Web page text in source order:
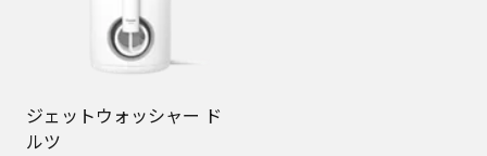
ジェットウォッシャー ド
ルツ